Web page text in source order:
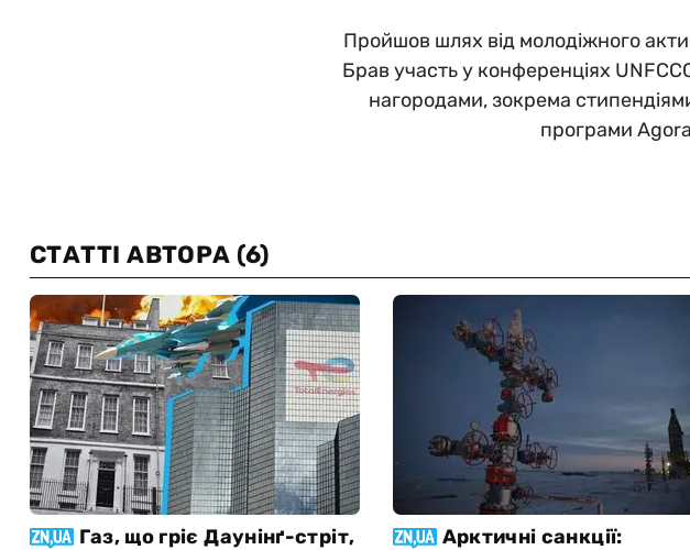
Пройшов шлях від молодіжного
Брав участь у конференціях
нагородами, зокрема
програми
СТАТТІ АВТОРА (6)
Газ, що гріє Даунінґ-стріт,
Арктичні санкції: